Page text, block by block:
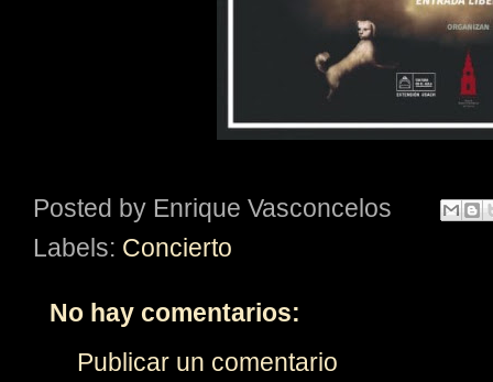
Posted by Enrique Vasconcelos
Labels: Concierto
No hay comentarios:
Publicar un comentario